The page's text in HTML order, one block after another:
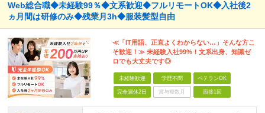
Web総合職◆未経験99％◆文系歓迎◆フルリモートOK◆入社後2
ヵ月間は研修のみ◆残業月3h◆服装髪型自由
≪「IT用語、正直よくわからない…」そんな方こ
そ歓迎！≫ 未経験入社99%！文系出身、知識ゼ
ロでも大丈夫です◎
未経験歓迎 学歴不問 ベテランOK
完全週休2日 賞与複数月 面接1回